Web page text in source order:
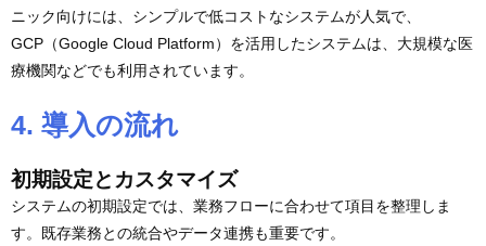
ニック向けには、シンプルで低コストなシステムが人気で、
GCP（Google Cloud Platform）を活用したシステムは、大規模な医
療機関などでも利用されています。
4. 導入の流れ
初期設定とカスタマイズ
システムの初期設定では、業務フローに合わせて項目を整理しま
す。既存業務との統合やデータ連携も重要です。